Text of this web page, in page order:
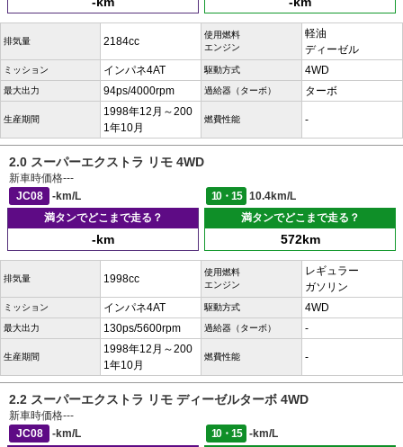
排気量 2184cc
使用燃料
エンジン
軽油
ディーゼル
ミッション インパネ4AT 駆動方式 4WD
最大出力 94ps/4000rpm 過給器（ターボ） ターボ
生産期間
1998年12月～200
1年10月
燃費性能 -
2.0 スーパーエクストラ リモ 4WD
新車時価格---
JC08
-km/L 10・15
10.4km/L
満タンでどこまで走る？
-km
満タンでどこまで走る？
572km
排気量 1998cc
使用燃料
エンジン
レギュラー
ガソリン
ミッション インパネ4AT 駆動方式 4WD
最大出力 130ps/5600rpm 過給器（ターボ） -
生産期間
1998年12月～200
1年10月
燃費性能 -
2.2 スーパーエクストラ リモ ディーゼルターボ 4WD
新車時価格---
JC08
-km/L 10・15
-km/L